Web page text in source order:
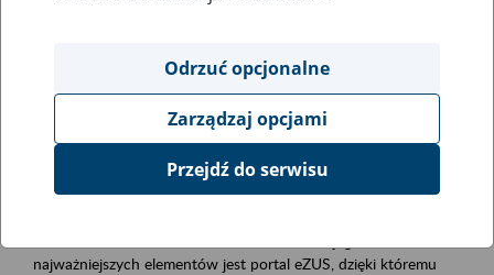
Obszar merytoryczny
obsługa klientów
Opis wydarzenia
Platforma Usług Elektronicznych eZUS
najważniejszych elementów jest portal eZUS, dzięki któremu
Odrzuć opcjonalne
Zarządzaj opcjami
Przejdź do serwisu